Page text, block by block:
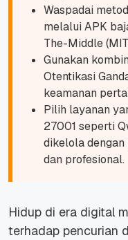
Waspadai
melalui APK
The-Middle
Gunakan
Otentikasi
keamanan
Pilih layanan
27001 seperti
dikelola
dan profesional.
Hidup di era digital
terhadap pencurian